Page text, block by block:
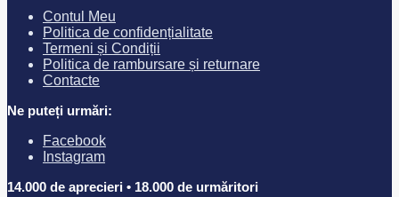
Contul Meu
Politica de confidențialitate
Termeni și Condiții
Politica de rambursare și returnare
Contacte
Ne puteți urmări:
Facebook
Instagram
14.000 de aprecieri • 18.000 de urmăritori